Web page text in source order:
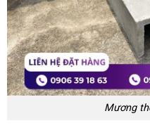
Mương